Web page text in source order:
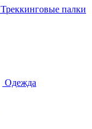
Треккинговые палки
Одежда